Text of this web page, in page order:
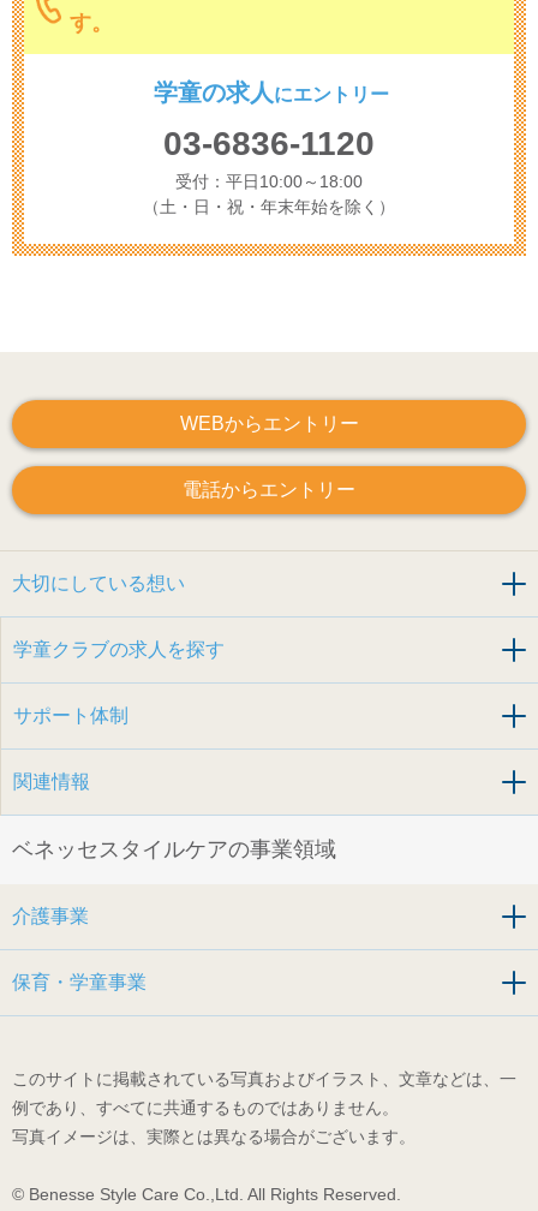
す。
学童の求人 にエントリー
03-6836-1120
受付：平日10:00～18:00
（土・日・祝・年末年始を除く）
WEBからエントリー
電話からエントリー
大切にしている想い
学童クラブの求人を探す
サポート体制
関連情報
ベネッセスタイルケアの事業領域
介護事業
保育・学童事業
このサイトに掲載されている写真およびイラスト、文章などは、一
例であり、すべてに共通するものではありません。
写真イメージは、実際とは異なる場合がございます。
© Benesse Style Care Co.,Ltd. All Rights Reserved.